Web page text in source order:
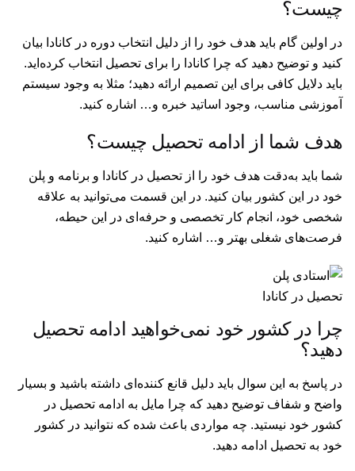
چیست؟
در اولین گام باید هدف خود را از دلیل انتخاب دوره در کانادا بیان
کنید و توضیح دهید که چرا کانادا را برای تحصیل انتخاب کرده‌اید.
باید دلایل کافی برای این تصمیم ارائه دهید؛ مثلا به وجود سیستم
آموزشی مناسب، وجود اساتید خبره و… اشاره کنید.
هدف شما از ادامه تحصیل چیست؟
شما باید به‌دقت هدف خود را از تحصیل در کانادا و برنامه و پلن
خود در این کشور بیان کنید. در این قسمت می‌توانید به علاقه
شخصی خود، انجام کار تخصصی و حرفه‌ای در این حیطه،
فرصت‌های شغلی بهتر و… اشاره کنید.
تحصیل در کانادا
چرا در کشور خود نمی‌خواهید ادامه تحصیل
دهید؟
در پاسخ به این سوال باید دلیل قانع کننده‌ای داشته باشید و بسیار
واضح و شفاف توضیح دهید که چرا مایل به ادامه تحصیل در
کشور خود نیستید. چه مواردی باعث شده که نتوانید در کشور
خود به تحصیل ادامه دهید.